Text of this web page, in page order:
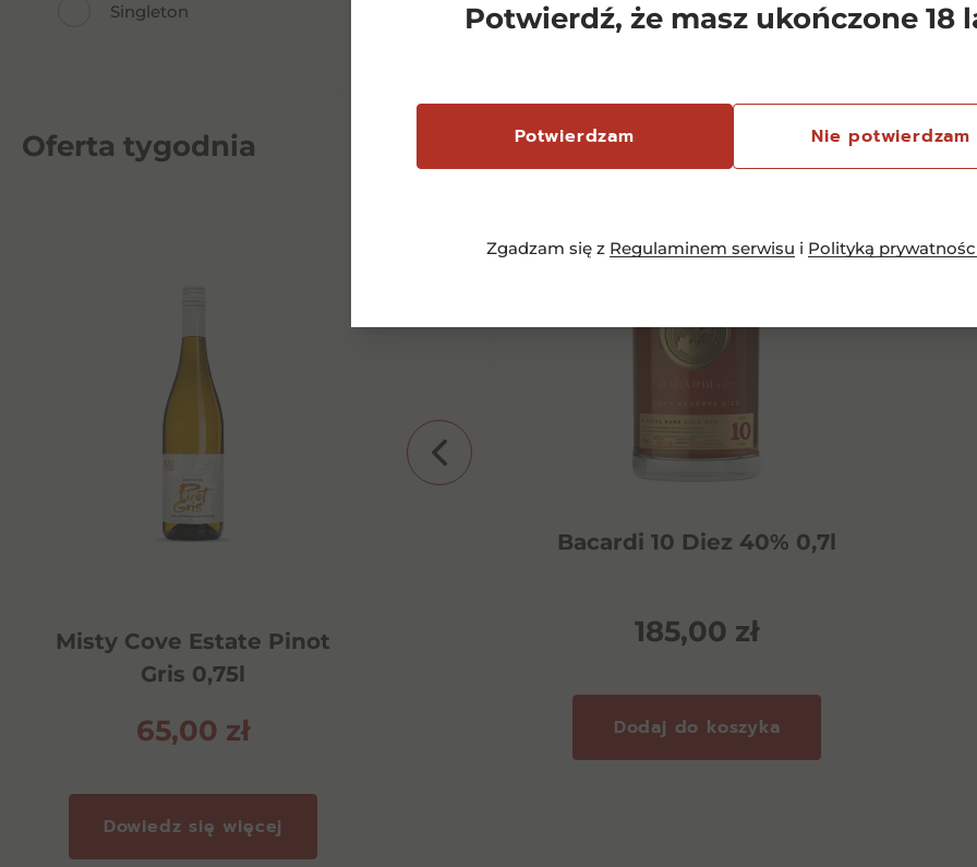
Potwierdź, że masz ukończone 18
Potwierdzam Nie potwierdzam
Zgadzam się z Regulaminem serwisu i Polityką
Singleton
Oferta tygodnia
Misty Cove Estate Pinot
Gris 0,75l
65,00 zł
Dowiedz się więcej
Malibu Caribbean Rum 0,5l
55,00zł
Dodaj do koszyka
Bacardi 10 Diez 40% 0,7l
185,00 zł
Dodaj do koszyka